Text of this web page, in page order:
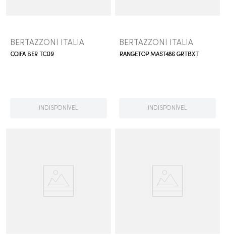
BERTAZZONI ITALIA
COIFA BER TC09
INDISPONÍVEL
BERTAZZONI ITALIA
RANGETOP MAST486 GRTBXT
INDISPONÍVEL